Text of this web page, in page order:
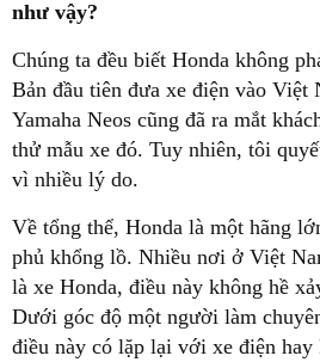
như vậy?
Chúng ta đều biết Honda không
Bản đầu tiên đưa xe điện vào Việt
Yamaha Neos cũng đã ra mắt
thử mẫu xe đó. Tuy nhiên, tôi
vì nhiều lý do.
Về tổng thể, Honda là một hãng
phủ khổng lồ. Nhiều nơi ở Việt
là xe Honda, điều này không hề
Dưới góc độ một người làm
điều này có lặp lại với xe điện hay